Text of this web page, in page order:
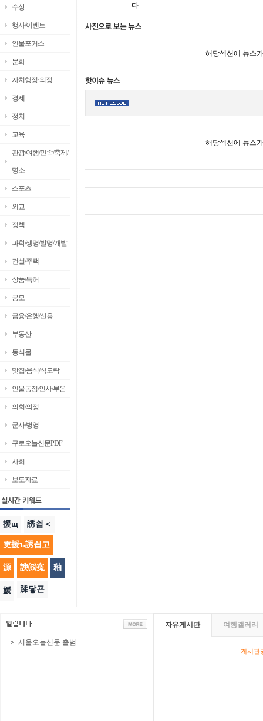
수상
행사/이벤트
인물포커스
문화
자치행정·의정
경제
정치
교육
관광/여행/민속/축제/
명소
스포츠
외교
정책
과학/생명/발명/개발
건설/주택
상품/특허
공모
금융/은행/신용
부동산
동식물
맛집/음식/식도락
인물동정/인사/부음
의회/의정
군사/병영
구로오늘신문PDF
사회
보도자료
援щ 誘쇱＜
吏援ъ誘쇱고
源 諛⑹寃 釉
媛 蹂닿굔
다
해당섹션에 뉴스
해당섹션에 뉴스
서울오늘신문 출범
자유게시판 여행갤러리
게시판